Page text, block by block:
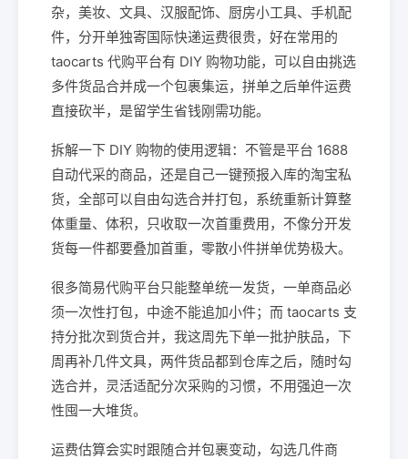
杂，美妆、文具、汉服配饰、厨房小工具、手机配
件，分开单独寄国际快递运费很贵，好在常用的
taocarts 代购平台有 DIY 购物功能，可以自由挑选
多件货品合并成一个包裹集运，拼单之后单件运费
直接砍半，是留学生省钱刚需功能。
拆解一下 DIY 购物的使用逻辑：不管是平台 1688
自动代采的商品，还是自己一键预报入库的淘宝私
货，全部可以自由勾选合并打包，系统重新计算整
体重量、体积，只收取一次首重费用，不像分开发
货每一件都要叠加首重，零散小件拼单优势极大。
很多简易代购平台只能整单统一发货，一单商品必
须一次性打包，中途不能追加小件；而 taocarts 支
持分批次到货合并，我这周先下单一批护肤品，下
周再补几件文具，两件货品都到仓库之后，随时勾
选合并，灵活适配分次采购的习惯，不用强迫一次
性囤一大堆货。
运费估算会实时跟随合并包裹变动，勾选几件商